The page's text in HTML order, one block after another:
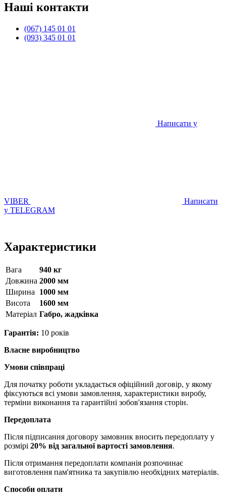
Наші контакти
(067) 145 01 01
(093) 345 01 01
Написати у
VIBER
Написати
у TELEGRAM
Характеристики
Вага
940 кг
Довжина 2000 мм
Ширина
1000 мм
Висота
1600 мм
Матерiал Габро, жадківка
Гарантія: 10 років
Власне виробництво
Умови співпраці
Для початку роботи укладається офіційний договір, у якому
фіксуються всі умови замовлення, характеристики виробу,
терміни виконання та гарантійні зобов'язання сторін.
Передоплата
Після підписання договору замовник вносить передоплату у
розмірі 20% від загальної вартості замовлення.
Після отримання передоплати компанія розпочинає
виготовлення пам'ятника та закупівлю необхідних матеріалів.
Способи оплати